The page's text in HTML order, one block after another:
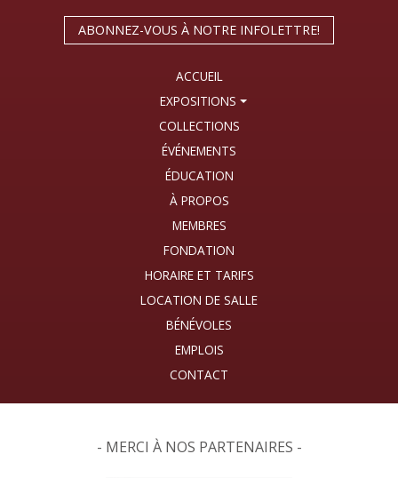
ABONNEZ-VOUS À NOTRE INFOLETTRE!
ACCUEIL
EXPOSITIONS
COLLECTIONS
ÉVÉNEMENTS
ÉDUCATION
À PROPOS
MEMBRES
FONDATION
HORAIRE ET TARIFS
LOCATION DE SALLE
BÉNÉVOLES
EMPLOIS
CONTACT
- MERCI À NOS PARTENAIRES -